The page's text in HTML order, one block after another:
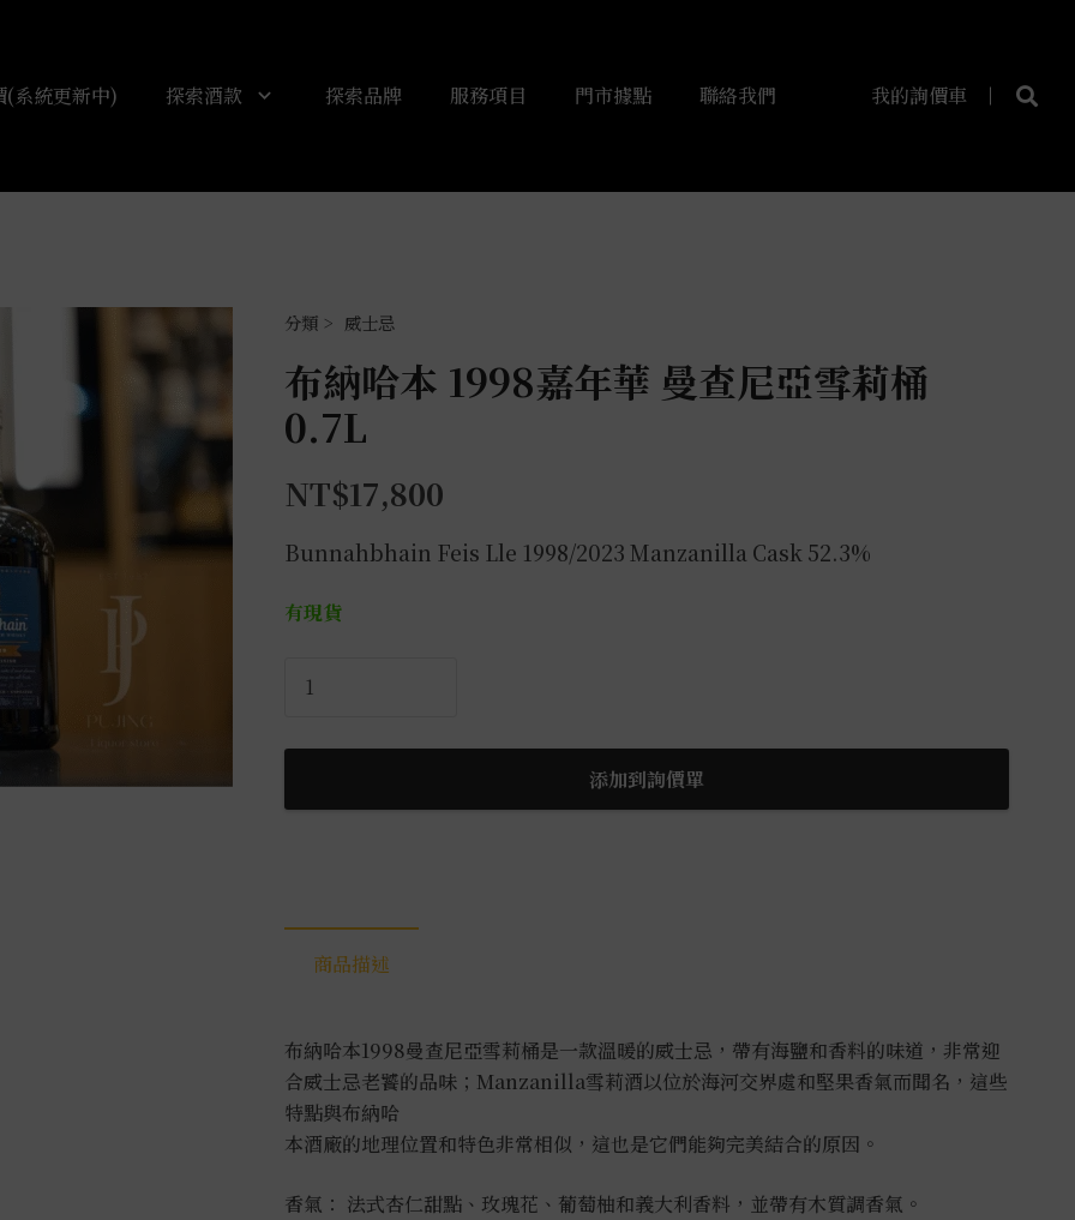
(系統更新中) 探索酒款 探索品牌 服務項目 門市據點 聯絡我們 我的詢價車
威士忌
布納哈本 1998嘉年華 曼查尼亞雪莉桶
0.7L
NT$17,800
Bunnahbhain Feis Lle 1998/2023 Manzanilla Cask 52.3%
有現貨
曼
雪
莉
桶
0.7L
量
添加到詢價單
商品描述
布納哈本1998曼查尼亞雪莉桶是一款溫暖的威士忌，帶有海鹽和香料的味道，非常迎
合威士忌老饕的品味；Manzanilla雪莉酒以位於海河交界處和堅果香氣而聞名，這些
特點與布納哈
本酒廠的地理位置和特色非常相似，這也是它們能夠完美結合的原因。
香氣： 法式杏仁甜點、玫瑰花、葡萄柚和義大利香料，並帶有木質調香氣。